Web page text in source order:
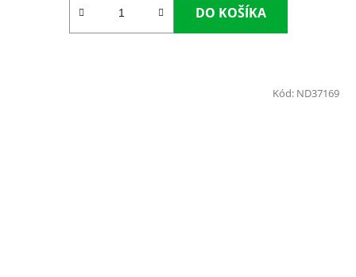
DO KOŠÍKA
Kód: ND37169